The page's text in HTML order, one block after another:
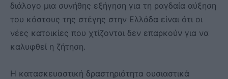
διάλογο μια συνήθης εξήγηση για τη ραγδαία αύξηση
του κόστους της στέγης στην Ελλάδα είναι ότι οι
νέες κατοικίες που χτίζονται δεν επαρκούν για να
καλυφθεί η ζήτηση.
Η κατασκευαστική δραστηριότητα ουσιαστικά